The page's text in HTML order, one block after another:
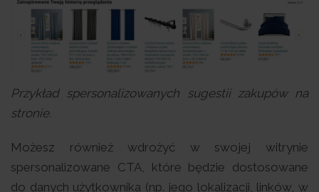
Przykład spersonalizowanych sugestii zakupów na
stronie.
Możesz również wdrożyć w swojej witrynie
spersonalizowane CTA, które będzie dostosowane
do danych użytkownika (np. jego lokalizacji, linków, w